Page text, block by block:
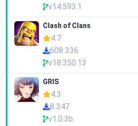
v14.593.1
Clash of Clans
4.7
608 336
v18.350.13
GRIS
4.3
8 347
v1.0.3b